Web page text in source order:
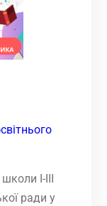
І-ІІІ
ради у